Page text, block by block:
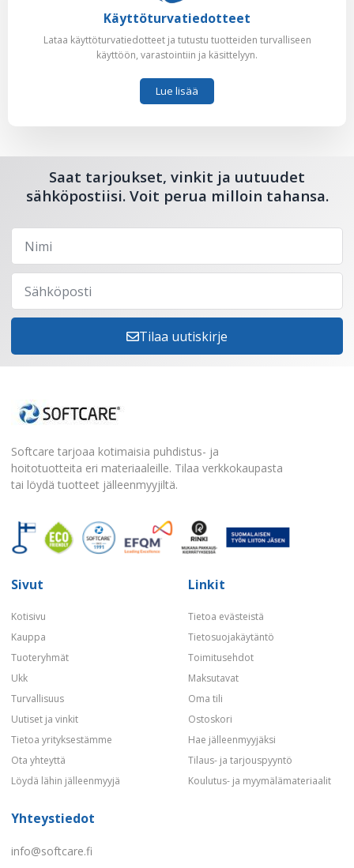
Käyttöturvatiedotteet
Lataa käyttöturvatiedotteet ja tutustu tuotteiden turvalliseen
käyttöön, varastointiin ja käsittelyyn.
Lue lisää
Saat tarjoukset, vinkit ja uutuudet
sähköpostiisi. Voit perua milloin tahansa.
Tilaa uutiskirje
Softcare tarjoaa kotimaisia puhdistus- ja
hoitotuotteita eri materiaaleille. Tilaa verkkokaupasta
tai löydä tuotteet jälleenmyyjiltä.
Sivut
Kotisivu
Kauppa
Tuoteryhmät
Ukk
Turvallisuus
Uutiset ja vinkit
Tietoa yrityksestämme
Ota yhteyttä
Löydä lähin jälleenmyyjä
Linkit
Tietoa evästeistä
Tietosuojakäytäntö
Toimitusehdot
Maksutavat
Oma tili
Ostoskori
Hae jälleenmyyjäksi
Tilaus- ja tarjouspyyntö
Koulutus- ja myymälämateriaalit
Yhteystiedot
info@softcare.fi